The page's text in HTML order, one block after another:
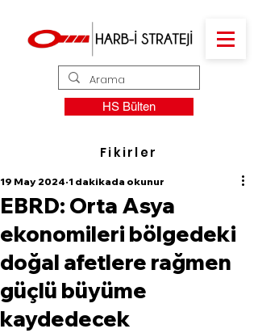
HS Bülten
Fikirler
EBRD: Orta Asya
ekonomileri bölgedeki
doğal afetlere rağmen
güçlü büyüme
kaydedecek
19 May 2024 1 dakikada okunur